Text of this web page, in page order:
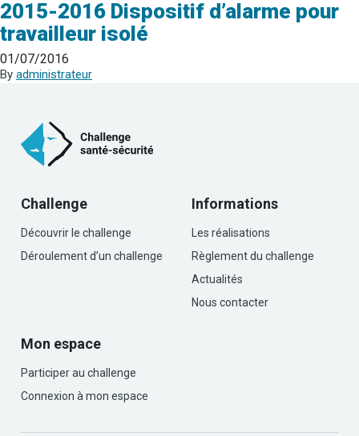
2015-2016 Dispositif d’alarme pour
travailleur isolé
01/07/2016
By administrateur
Challenge
Découvrir le challenge
Déroulement d’un challenge
Informations
Les réalisations
Règlement du challenge
Actualités
Nous contacter
Mon espace
Participer au challenge
Connexion à mon espace